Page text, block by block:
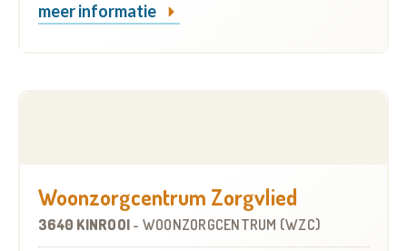
meer informatie
Woonzorgcentrum Zorgvlied
3640 KINROOI - WOONZORGCENTRUM (WZC)